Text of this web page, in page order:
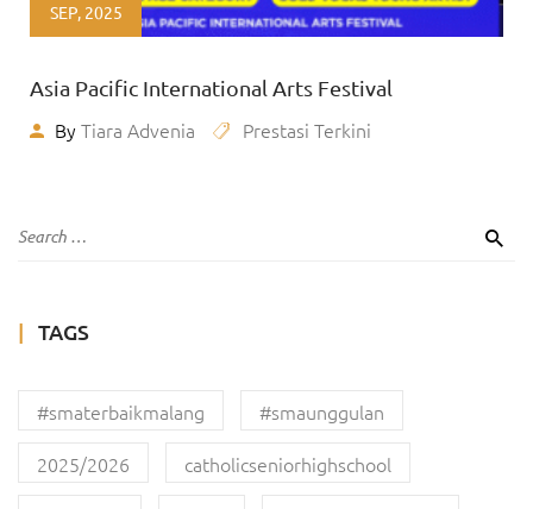
SEP, 2025
Asia Pacific International Arts Festival
By Tiara Advenia Prestasi Terkini
TAGS
#smaterbaikmalang
#smaunggulan
2025/2026
catholicseniorhighschool